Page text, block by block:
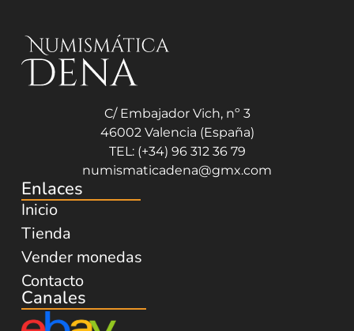
C/ Embajador Vich, nº 3
46002 Valencia (España)
TEL: (+34) 96 312 36 79
numismaticadena@gmx.com
Enlaces
Inicio
Tienda
Vender monedas
Contacto
Canales